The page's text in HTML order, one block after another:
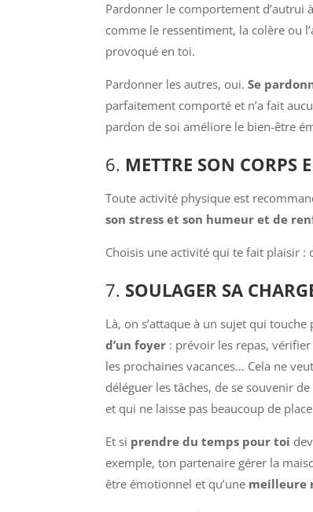
Pardonner le comportement d’autrui
comme le ressentiment, la colère ou
provoqué en toi.
Pardonner les autres, oui.Se
parfaitement comporté et n’a fait
pardon de soi améliore le bien-être
6. METTRE SON CORPS
Toute activité physique est
son stress et son humeur et de
Choisis une activité qui te fait plaisir
7. SOULAGER SA
Là, on s’attaque à un sujet qui
d’un foyer : prévoir les repas,
les prochaines vacances… Cela ne
déléguer les tâches, de se souvenir
et qui ne laisse pas beaucoup de
Et si prendre du temps pour toi
exemple, ton partenaire gérer la
être émotionnel et qu’une meilleure